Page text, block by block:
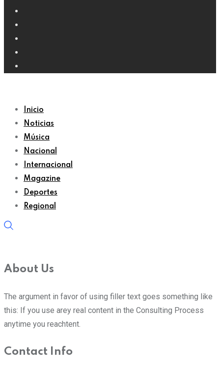
Inicio
Noticias
Música
Nacional
Internacional
Magazine
Deportes
Regional
About Us
The argument in favor of using filler text goes something like
this: If you use arey real content in the Consulting Process
anytime you reachtent.
Contact Info